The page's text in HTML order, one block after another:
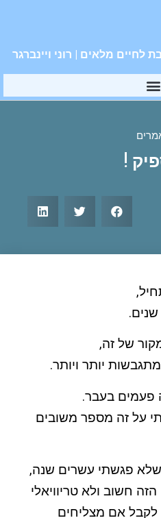
לחיים מלאים | רוני ויינברגר
!
של זה,
יותר ויותר.
פעמים בעבר.
על זה מספר משובים
פגשתי עשרים שנה,
חשוב ולא טריוויאלי
לקבל אם מצליחים